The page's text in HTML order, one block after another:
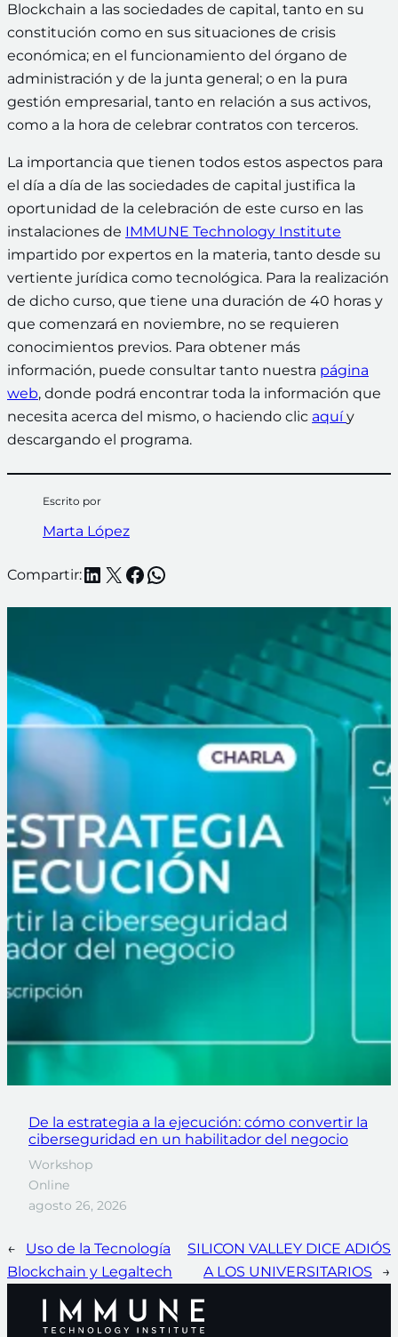
Blockchain a las sociedades de capital, tanto en su
constitución como en sus situaciones de crisis
económica; en el funcionamiento del órgano de
administración y de la junta general; o en la pura
gestión empresarial, tanto en relación a sus activos,
como a la hora de celebrar contratos con terceros.
La importancia que tienen todos estos aspectos para
el día a día de las sociedades de capital justifica la
oportunidad de la celebración de este curso en las
instalaciones de IMMUNE Technology Institute
impartido por expertos en la materia, tanto desde su
vertiente jurídica como tecnológica. Para la realización
de dicho curso, que tiene una duración de 40 horas y
que comenzará en noviembre, no se requieren
conocimientos previos. Para obtener más
información, puede consultar tanto nuestra página
web, donde podrá encontrar toda la información que
necesita acerca del mismo, o haciendo clic aquíy
descargando el programa.
Escrito por
Marta López
Compartir:LinkedIn
X Facebook
WhatsApp
De la estrategia a la ejecución: cómo convertir la
ciberseguridad en un habilitador del negocio
Workshop
Online
agosto 26, 2026
←
Uso de la Tecnología
Blockchain y Legaltech
SILICON VALLEY DICE ADIÓS
A LOS UNIVERSITARIOS
→